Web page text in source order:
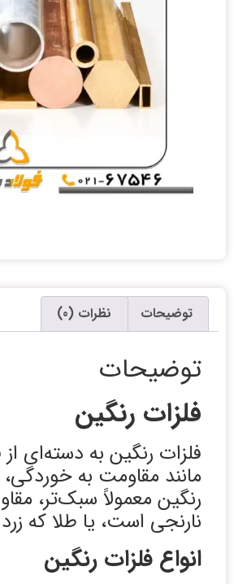
توضیحات نظرات (0)
توضیحات
فلزات رنگین
فلزات رنگین به دسته‌ای
مانند مقاومت به خوردگی،
رنگین معمولاً سبک‌تر،
نارنجی است، یا طلا که
انواع فلزات رنگین